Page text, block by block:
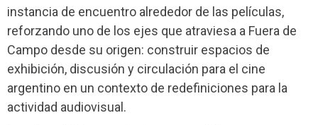
instancia de encuentro alrededor de las películas,
reforzando uno de los ejes que atraviesa a Fuera de
Campo desde su origen: construir espacios de
exhibición, discusión y circulación para el cine
argentino en un contexto de redefiniciones para la
actividad audiovisual.